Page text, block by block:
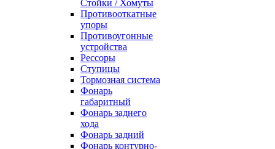
Стойки / Хомуты
Противооткатные
упоры
Противоугонные
устройства
Рессоры
Ступицы
Тормозная система
Фонарь
габаритный
Фонарь заднего
хода
Фонарь задний
Фонарь контурно-